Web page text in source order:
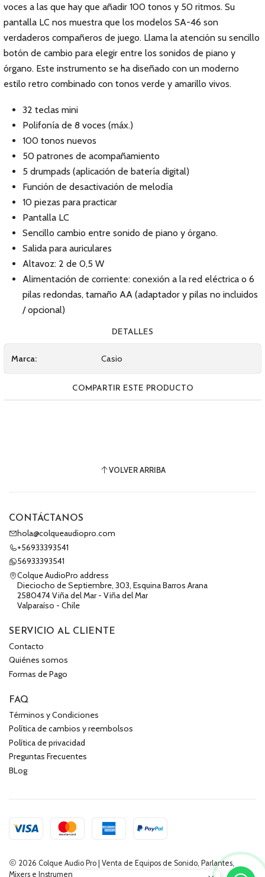
voces a las que hay que añadir 100 tonos y 50 ritmos. Su
pantalla LC nos muestra que los modelos SA-46 son
verdaderos compañeros de juego. Llama la atención su sencillo
botón de cambio para elegir entre los sonidos de piano y
órgano. Este instrumento se ha diseñado con un moderno
estilo retro combinado con tonos verde y amarillo vivos.
32 teclas mini
Polifonía de 8 voces (máx.)
100 tonos nuevos
50 patrones de acompañamiento
5 drumpads (aplicación de batería digital)
Función de desactivación de melodía
10 piezas para practicar
Pantalla LC
Sencillo cambio entre sonido de piano y órgano.
Salida para auriculares
Altavoz: 2 de 0,5 W
Alimentación de corriente: conexión a la red eléctrica o 6
pilas redondas, tamaño AA (adaptador y pilas no incluidos
/ opcional)
DETALLES
Marca: Casio
COMPARTIR ESTE PRODUCTO
VOLVER ARRIBA
CONTÁCTANOS
hola@colqueaudiopro.com
+56933393541
56933393541
Colque AudioPro address
Dieciocho de Septiembre, 303, Esquina Barros Arana
2580474 Viña del Mar - Viña del Mar
Valparaíso - Chile
SERVICIO AL CLIENTE
Contacto
Quiénes somos
Formas de Pago
FAQ
Términos y Condiciones
Política de cambios y reembolsos
Política de privacidad
Preguntas Frecuentes
BLog
2026 Colque Audio Pro | Venta de Equipos de Sonido, Parlantes,
Mixers e Instrumentos Musicales.